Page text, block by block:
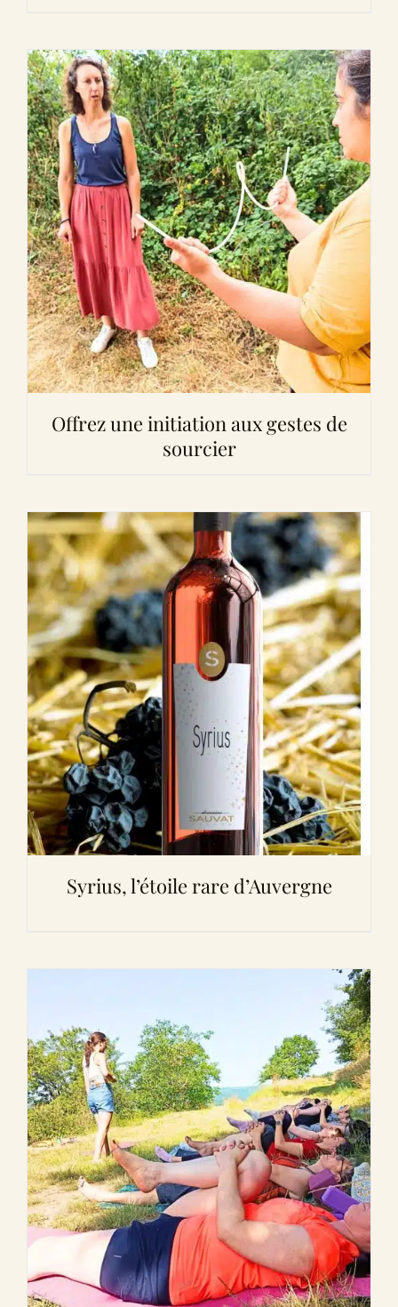
Offrez une initiation aux gestes de
sourcier
Syrius, l’étoile rare d’Auvergne